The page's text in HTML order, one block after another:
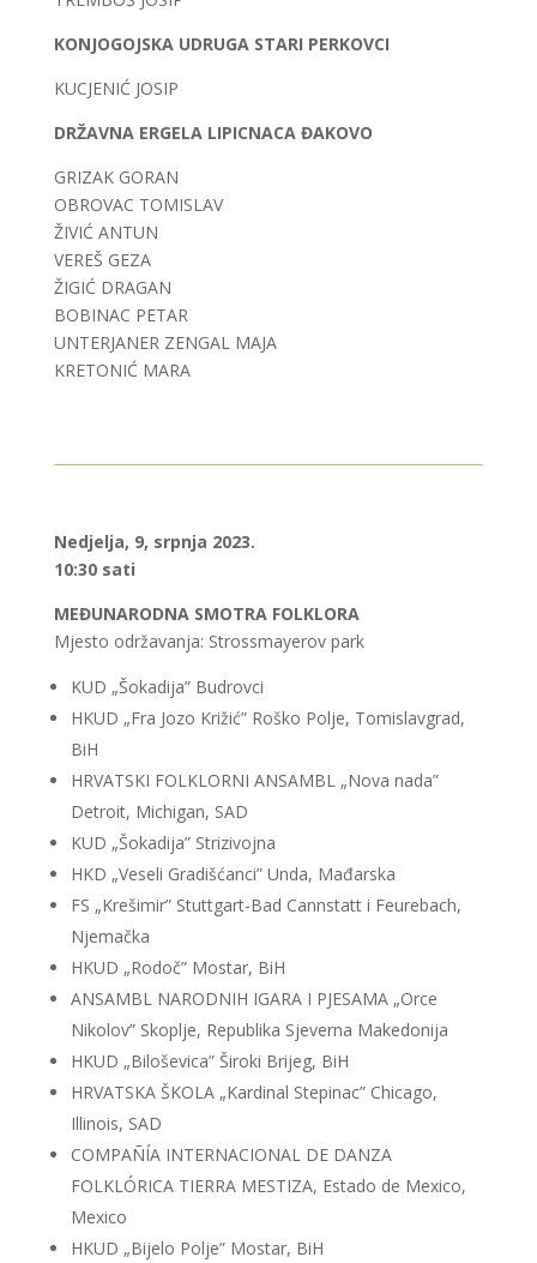
KONJOGOJSKA UDRUGA STARI PERKOVCI
KUCJENIĆ JOSIP
DRŽAVNA ERGELA LIPICNACA ĐAKOVO
GRIZAK GORAN
OBROVAC TOMISLAV
ŽIVIĆ ANTUN
VEREŠ GEZA
ŽIGIĆ DRAGAN
BOBINAC PETAR
UNTERJANER ZENGAL MAJA
KRETONIĆ MARA
Nedjelja, 9, srpnja 2023.
10:30 sati
MEĐUNARODNA SMOTRA FOLKLORA
Mjesto održavanja: Strossmayerov park
KUD „Šokadija” Budrovci
HKUD „Fra Jozo Križić” Roško Polje, Tomislavgrad,
BiH
HRVATSKI FOLKLORNI ANSAMBL „Nova nada”
Detroit, Michigan, SAD
KUD „Šokadija” Strizivojna
HKD „Veseli Gradišćanci” Unda, Mađarska
FS „Krešimir” Stuttgart-Bad Cannstatt i Feurebach,
Njemačka
HKUD „Rodoč” Mostar, BiH
ANSAMBL NARODNIH IGARA I PJESAMA „Orce
Nikolov” Skoplje, Republika Sjeverna Makedonija
HKUD „Biloševica” Široki Brijeg, BiH
HRVATSKA ŠKOLA „Kardinal Stepinac” Chicago,
Illinois, SAD
COMPAÑÍA INTERNACIONAL DE DANZA
FOLKLÓRICA TIERRA MESTIZA, Estado de Mexico,
Mexico
HKUD „Bijelo Polje” Mostar, BiH